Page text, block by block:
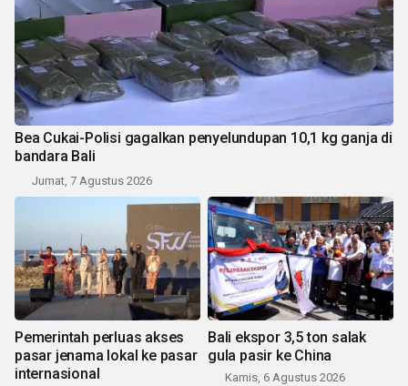
Bea Cukai-Polisi gagalkan penyelundupan 10,1 kg ganja di
bandara Bali
Jumat, 7 Agustus 2026
Pemerintah perluas akses
pasar jenama lokal ke pasar
internasional
Bali ekspor 3,5 ton salak
gula pasir ke China
Kamis, 6 Agustus 2026